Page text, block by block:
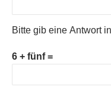
Bitte gib eine Antwort
6 + fünf =